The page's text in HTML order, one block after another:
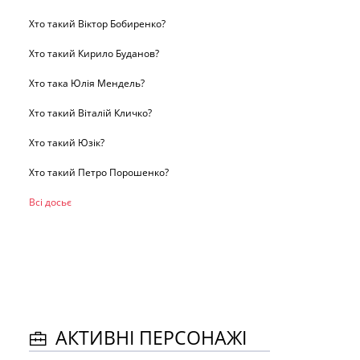
Хто такий Віктор Бобиренко?
Хто такий Кирило Буданов?
Хто така Юлія Мендель?
Хто такий Віталій Кличко?
Хто такий Юзік?
Хто такий Петро Порошенко?
Всі досьє
АКТИВНІ ПЕРСОНАЖІ